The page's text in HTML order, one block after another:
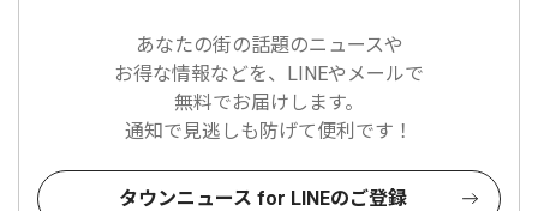
あなたの街の話題のニュースや
お得な情報などを、LINEやメールで
無料でお届けします。
通知で見逃しも防げて便利です！
タウンニュース for LINEのご登録